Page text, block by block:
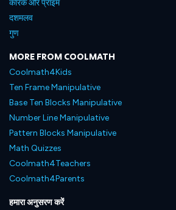
कारक और प्राइम
दशमलव
गुण
MORE FROM COOLMATH
Coolmath4Kids
Ten Frame Manipulative
Base Ten Blocks Manipulative
Number Line Manipulative
Pattern Blocks Manipulative
Math Quizzes
Coolmath4Teachers
Coolmath4Parents
हमारा अनुसरण करें